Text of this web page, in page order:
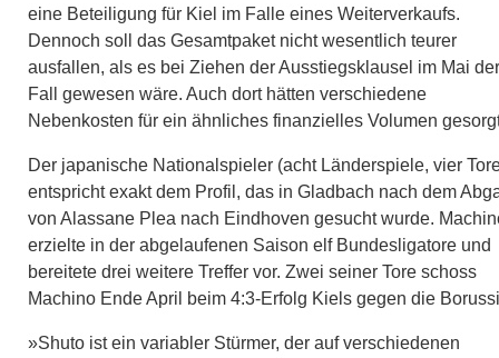
eine Beteiligung für Kiel im Falle eines Weiterverkaufs.
Dennoch soll das Gesamtpaket nicht wesentlich teurer
ausfallen, als es bei Ziehen der Ausstiegsklausel im Mai der
Fall gewesen wäre. Auch dort hätten verschiedene
Nebenkosten für ein ähnliches finanzielles Volumen
Der japanische Nationalspieler (acht Länderspiele, vier
entspricht exakt dem Profil, das in Gladbach nach dem
von Alassane Plea nach Eindhoven gesucht wurde.
erzielte in der abgelaufenen Saison elf Bundesligatore und
bereitete drei weitere Treffer vor. Zwei seiner Tore schoss
Machino Ende April beim 4:3-Erfolg Kiels gegen die
»Shuto ist ein variabler Stürmer, der auf verschiedenen